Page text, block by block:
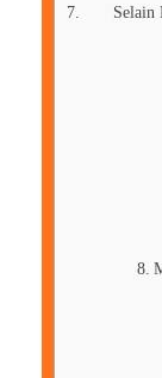
Selain